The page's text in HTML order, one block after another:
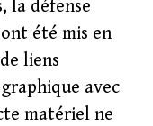
la défense
été mis en
liens
avec
matériel ne